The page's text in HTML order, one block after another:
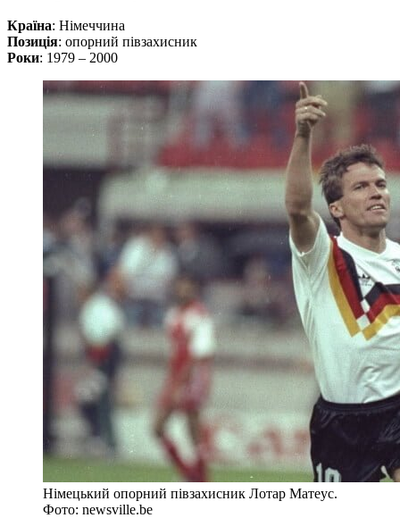
Країна: Німеччина
Позиція: опорний півзахисник
Роки: 1979 – 2000
Німецький опорний півзахисник Лотар Матеус.
Фото: newsville.be